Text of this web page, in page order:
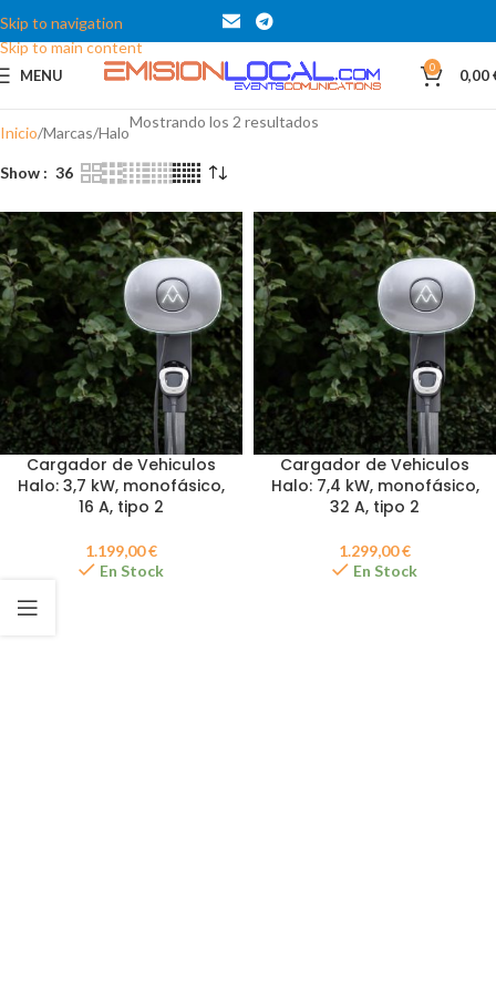
Skip to navigation
Skip to main content
MENU 0 0,00
Inicio Marcas Halo
Mostrando los 2 resultados
Show 36
Cargador de Vehiculos
Halo: 3,7 kW, monofásico,
16 A, tipo 2
1.199,00€
En Stock
Cargador de Vehiculos
Halo: 7,4 kW, monofásico,
32 A, tipo 2
1.299,00€
En Stock